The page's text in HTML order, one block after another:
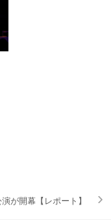
が開幕【レポート】